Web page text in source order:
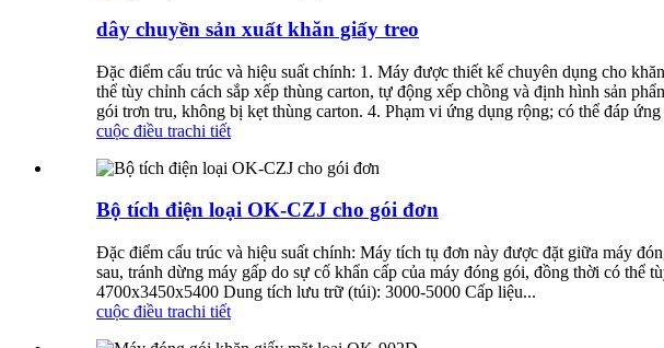
dây chuyền sản xuất khăn giấy treo
Đặc điểm cấu trúc và hiệu suất chính: 1. Máy được thiết kế chuyên dụng cho
thể tùy chỉnh cách sắp xếp thùng carton, tự động xếp chồng và định hình sản
gói trơn tru, không bị kẹt thùng carton. 4. Phạm vi ứng dụng rộng; có thể đáp
cuộc điều trachi tiết
Bộ tích điện loại OK-CZJ cho gói đơn
Đặc điểm cấu trúc và hiệu suất chính: Máy tích tụ đơn này được đặt giữa máy
sau, tránh dừng máy gấp do sự cố khẩn cấp của máy đóng gói, đồng thời có
4700x3450x5400 Dung tích lưu trữ (túi): 3000-5000 Cấp liệu...
cuộc điều trachi tiết